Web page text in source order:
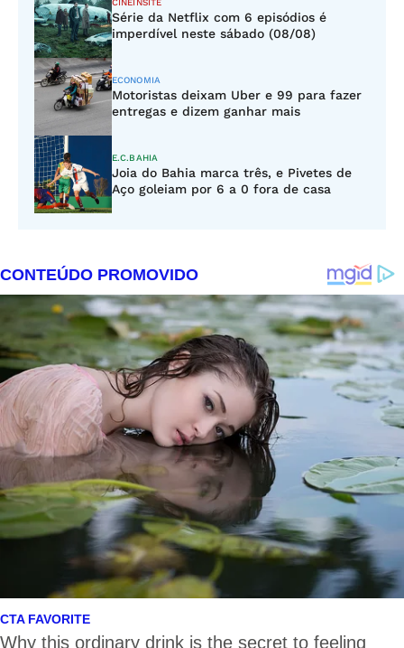
CINEINSITE
Série da Netflix com 6 episódios é
imperdível neste sábado (08/08)
ECONOMIA
Motoristas deixam Uber e 99 para fazer
entregas e dizem ganhar mais
E.C.BAHIA
Joia do Bahia marca três, e Pivetes de
Aço goleiam por 6 a 0 fora de casa